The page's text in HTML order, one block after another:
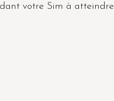
votre Sim à atteindre